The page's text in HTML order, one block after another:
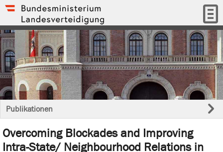
Publikationen
Overcoming Blockades and Improving
Intra-State/ Neighbourhood Relations in